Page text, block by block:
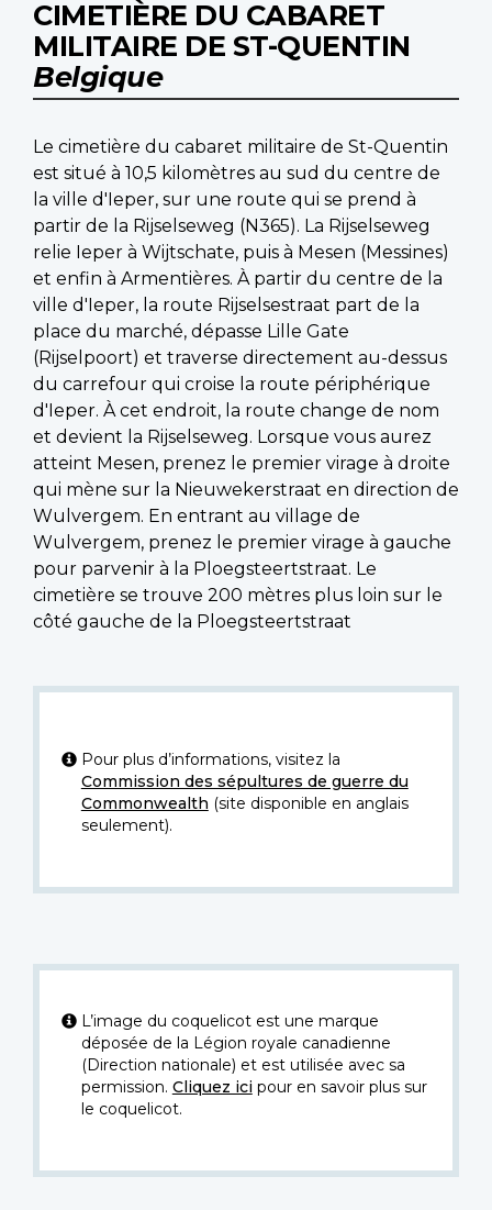
CIMETIÈRE DU CABARET
MILITAIRE DE ST-QUENTIN
Belgique
Le cimetière du cabaret militaire de St-Quentin
est situé à 10,5 kilomètres au sud du centre de
la ville d'Ieper, sur une route qui se prend à
partir de la Rijselseweg (N365). La Rijselseweg
relie Ieper à Wijtschate, puis à Mesen (Messines)
et enfin à Armentières. À partir du centre de la
ville d'Ieper, la route Rijselsestraat part de la
place du marché, dépasse Lille Gate
(Rijselpoort) et traverse directement au-dessus
du carrefour qui croise la route périphérique
d'Ieper. À cet endroit, la route change de nom
et devient la Rijselseweg. Lorsque vous aurez
atteint Mesen, prenez le premier virage à droite
qui mène sur la Nieuwekerstraat en direction de
Wulvergem. En entrant au village de
Wulvergem, prenez le premier virage à gauche
pour parvenir à la Ploegsteertstraat. Le
cimetière se trouve 200 mètres plus loin sur le
côté gauche de la Ploegsteertstraat
Pour plus d’informations, visitez la
Commission des sépultures de guerre du
Commonwealth (site disponible en anglais
seulement).
L’image du coquelicot est une marque
déposée de la Légion royale canadienne
(Direction nationale) et est utilisée avec sa
permission. Cliquez icipour en savoir plus sur
le coquelicot.